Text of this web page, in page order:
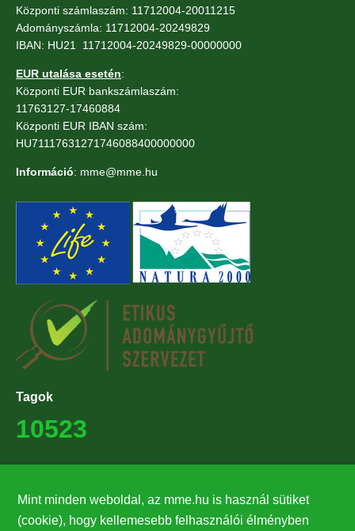
Központi számlaszám: 11712004-20011215
Adományszámla: 11712004-20249829
IBAN: HU21 11712004-20249829-00000000
EUR utalása esetén:
Központi EUR bankszámlaszám:
11763127-17460884
Központi EUR IBAN szám:
HU71117631271746088400000000
Információ: mme@mme.hu
Tagok
10523
27224
Mint minden weboldal, az mme.hu is használ sütiket
(cookie), hogy kellemesebb felhasználói élményben